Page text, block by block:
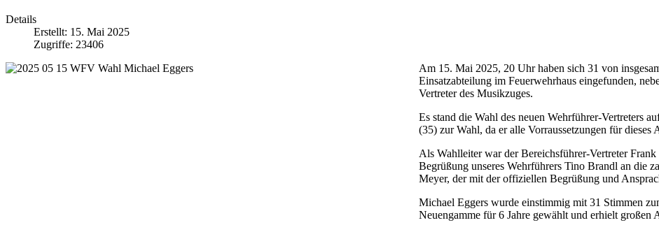
Details
Erstellt: 15. Mai 2025
Zugriffe: 23406
Am 15. Mai 2025, 20 Uhr haben sich 31 von
Einsatzabteilung im Feuerwehrhaus eingefunden,
Vertreter des Musikzuges.
Es stand die Wahl des neuen Wehrführer-Vertreters
(35) zur Wahl, da er alle Vorraussetzungen für dieses
Als Wahlleiter war der Bereichsführer-Vertreter
Begrüßung unseres Wehrführers Tino Brandl an die
Meyer, der mit der offiziellen Begrüßung und
Michael Eggers wurde einstimmig mit 31 Stimmen
Neuengamme für 6 Jahre gewählt und erhielt